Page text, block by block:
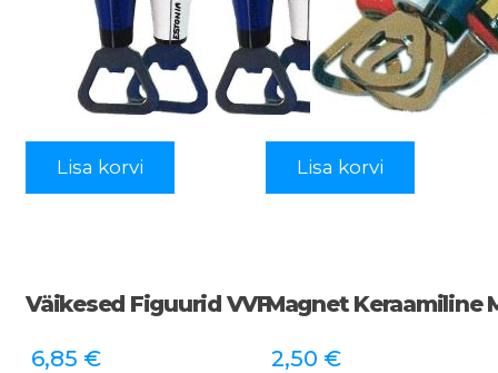
Lisa korvi Lisa korvi
Väikesed Figuurid VVF
6,85 €
Magnet Keraamiline
2,50 €